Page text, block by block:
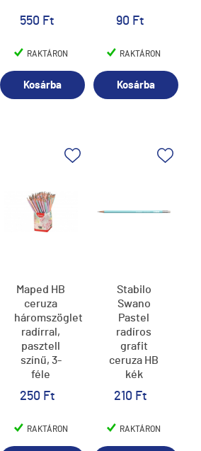
550 Ft
RAKTÁRON
Kosárba
90 Ft
RAKTÁRON
Kosárba
Maped HB
ceruza
háromszögletű,
radírral,
pasztell
színű, 3-
féle
250 Ft
RAKTÁRON
Stabilo
Swano
Pastel
radíros
grafit
ceruza HB
kék
210 Ft
RAKTÁRON